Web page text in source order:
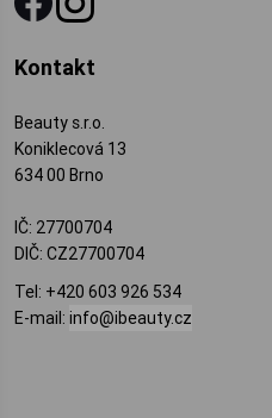
Kontakt
Beauty s.r.o.
Koniklecová 13
634 00 Brno
IČ: 27700704
DIČ: CZ27700704
Tel: +420 603 926 534
E-mail: info@ibeauty.cz